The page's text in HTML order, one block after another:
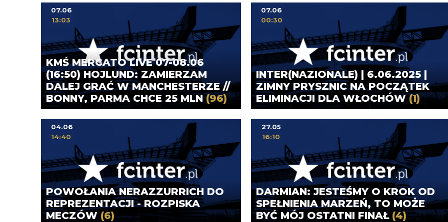
KMŚ MERCATO LIVE 07-08.06
(16:50) HOJLUND: ZAMIERZAM
DALEJ GRAĆ W MANCHESTERZE //
BONNY, PARMA CHCE 25 MLN(96)
07.06
13:03
INTER(NAZIONALE) | 6.06.2025 |
ZIMNY PRYSZNIC NA POCZĄTEK
ELIMINACJI DLA WŁOCHÓW(1)
07.06
00:30
POWOŁANIA NERAZZURRICH DO
REPREZENTACJI - ROZPISKA
MECZÓW (6)
04.06
14:40
DARMIAN: JESTEŚMY O KROK OD
SPEŁNIENIA MARZEŃ, TO MOŻE
BYĆ MÓJ OSTATNI FINAŁ (4)
27.05
16:10